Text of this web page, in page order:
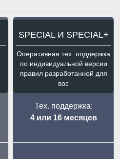
SPECIAL И SPECIAL+
Оперативная тех. поддержка
по индивидуальной версии
правил разработанной для
вас
Тех. поддержка:
4 или 16 месяцев